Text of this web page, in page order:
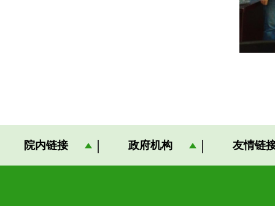
院内链接 政府机构 友情链